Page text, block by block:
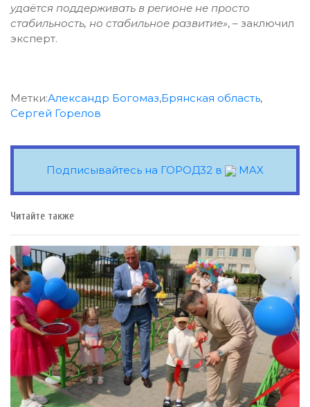
удаётся поддерживать в регионе не просто
стабильность, но стабильное развитие», – заключил
эксперт.
Метки:Александр Богомаз,Брянская область,
Сергей Горелов
Подписывайтесь на ГОРОД32 в MAX
Читайте также